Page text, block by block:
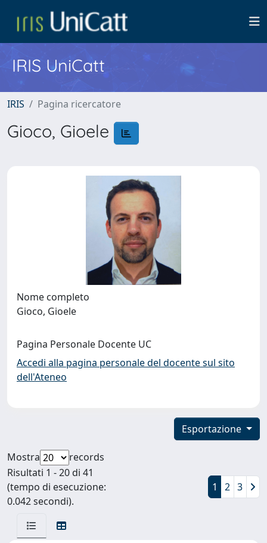
IRIS UniCatt
IRIS Pagina ricercatore
Gioco, Gioele
Nome completo
Gioco, Gioele
Pagina Personale Docente UC
Accedi alla pagina personale del docente sul sito
dell'Ateneo
Esportazione
Mostra
records
Risultati 1 - 20 di 41
(tempo di esecuzione:
0.042 secondi).
1 2 3